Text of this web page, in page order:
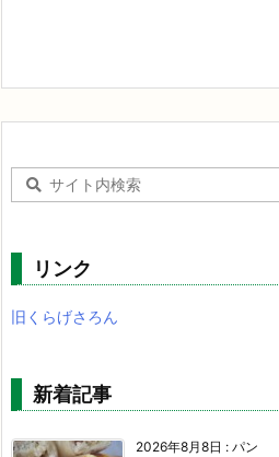
リンク
旧くらげさろん
新着記事
2026年8月8日 : パン